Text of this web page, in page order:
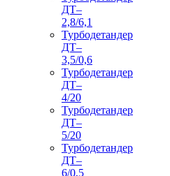
ДТ–
2,8/6,1
Турбодетандер
ДТ–
3,5/0,6
Турбодетандер
ДТ–
4/20
Турбодетандер
ДТ–
5/20
Турбодетандер
ДТ–
6/0,5